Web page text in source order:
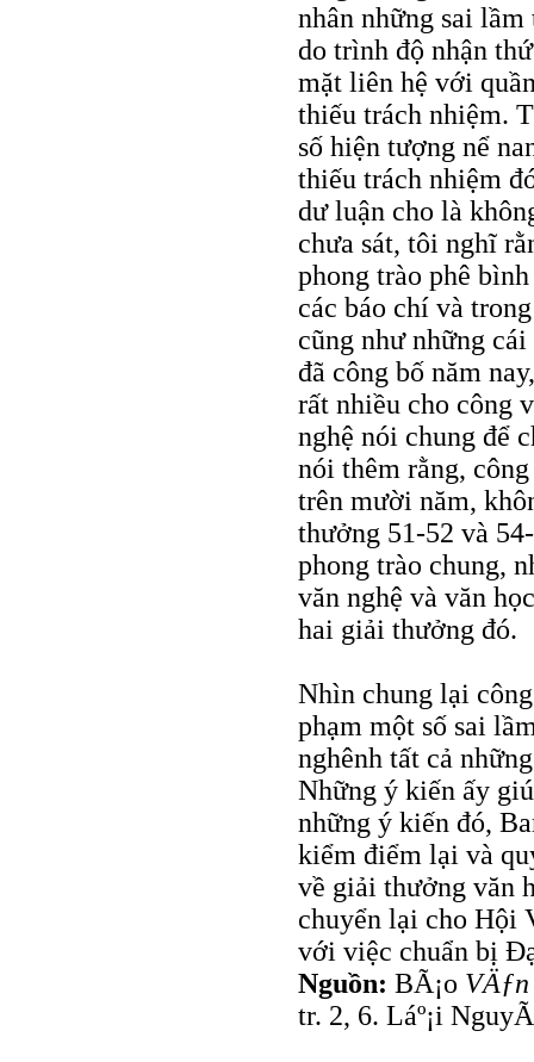
nhân những sai
do trình độ nhận
mặt liên hệ với
thiếu trách nhiệm.
số hiện tượng nể
thiếu trách nhiệm
dư luận cho là
chưa sát, tôi nghĩ
phong trào phê
các báo chí và
cũng như những
đã công bố năm
rất nhiều cho công
nghệ nói chung để
nói thêm rằng,
trên mười năm,
thưởng 51-52 và
phong trào chung,
văn nghệ và văn
hai giải thưởng đó.
Nhìn chung lại
phạm một số sai
nghênh tất cả
Những ý kiến ấy
những ý kiến đó,
kiểm điểm lại và
về giải thưởng văn
chuyển lại cho Hội
với việc chuẩn bị
Nguồn: BÃ¡o
tr. 2, 6. Láº¡i